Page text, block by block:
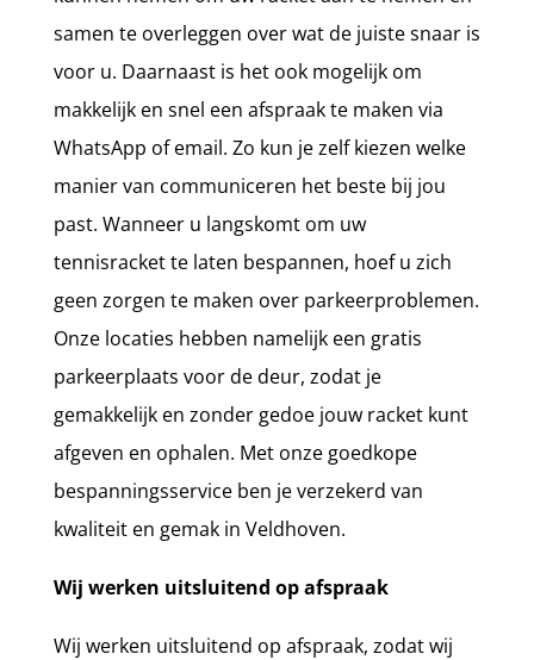
samen te overleggen over wat de juiste snaar is
voor u. Daarnaast is het ook mogelijk om
makkelijk en snel een afspraak te maken via
WhatsApp of email. Zo kun je zelf kiezen welke
manier van communiceren het beste bij jou
past. Wanneer u langskomt om uw
tennisracket te laten bespannen, hoef u zich
geen zorgen te maken over parkeerproblemen.
Onze locaties hebben namelijk een gratis
parkeerplaats voor de deur, zodat je
gemakkelijk en zonder gedoe jouw racket kunt
afgeven en ophalen. Met onze goedkope
bespanningsservice ben je verzekerd van
kwaliteit en gemak in Veldhoven.
Wij werken uitsluitend op afspraak
Wij werken uitsluitend op afspraak, zodat wij